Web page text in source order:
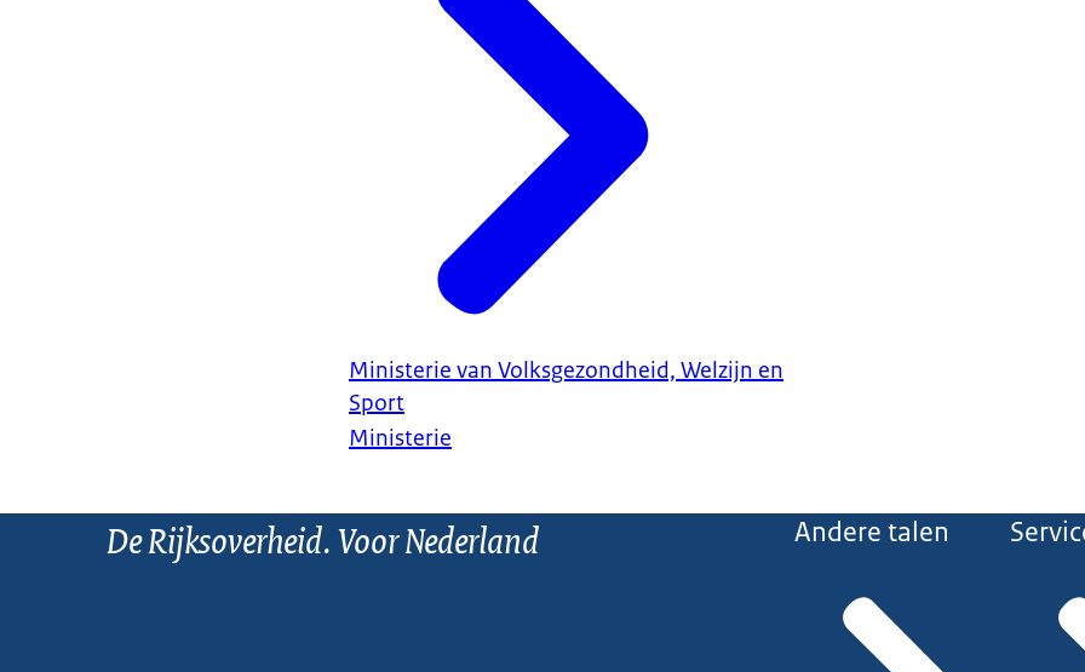
Ministerie van Volksgezondheid, Welzijn en
Sport
Ministerie
De Rijksoverheid. Voor Nederland Andere talen